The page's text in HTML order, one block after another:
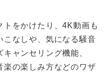
をかけたり、4K動画も
こなしや、気になる騒音
ャンセリング機能、
楽の楽しみ方などのワザ